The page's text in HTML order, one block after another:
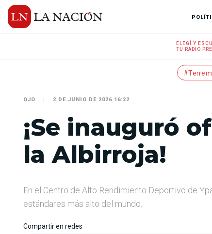
ELEGÍ Y
TU RADIO
OJO 2 DE JUNIO DE 2026 16:22
¡Se inauguró
la Albirroja!
En el Centro de Alto Rendimiento Deportivo de
estándares más alto del mundo.
Compartir en redes